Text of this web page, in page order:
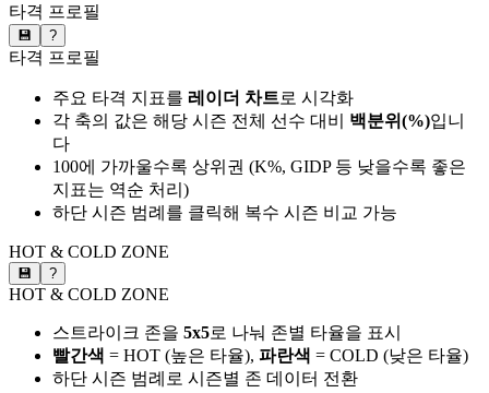
타격 프로필
💾 ?
타격 프로필
주요 타격 지표를 레이더 차트로 시각화
각 축의 값은 해당 시즌 전체 선수 대비 백분위(%)입니
다
100에 가까울수록 상위권 (K%, GIDP 등 낮을수록 좋은
지표는 역순 처리)
하단 시즌 범례를 클릭해 복수 시즌 비교 가능
HOT & COLD ZONE
💾 ?
HOT & COLD ZONE
스트라이크 존을 5x5로 나눠 존별 타율을 표시
빨간색 = HOT (높은 타율), 파란색 = COLD (낮은 타율)
하단 시즌 범례로 시즌별 존 데이터 전환